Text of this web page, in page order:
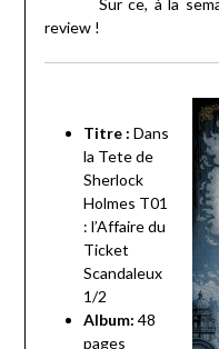
Sur ce, à la
review !
Titre : Dans
la Tete de
Sherlock
Holmes T01
: l’Affaire du
Ticket
Scandaleux
1/2
Album: 48
pages